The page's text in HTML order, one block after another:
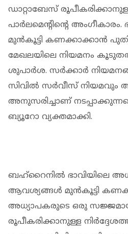
ഡാറ്റാബേസ്
പാർലമെന്റിന്റെ
മുൻകൂട്ടി കണക്കാക്കാൻ
മേഖലയിലെ നിയമനം
ശുപാർശ. സർക്കാർ
സിവിൽ സർവീസ് നിയമവും
അനുസരിച്ചാണ്
ബ്യൂറോ വ്യക്തമാക്കി.
ബഹ്‌റൈനിൽ ഭാവിയിലെ
ആവശ്യങ്ങൾ മുൻകൂട്ടി
അധ്യാപകരുടെ ഒരു
രൂപീകരിക്കാനുള്ള